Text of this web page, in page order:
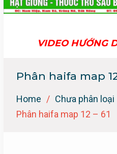
VIDEO HƯỚNG
Phân haifa map
Home
Chưa phân loại
Phân haifa map 12 – 61